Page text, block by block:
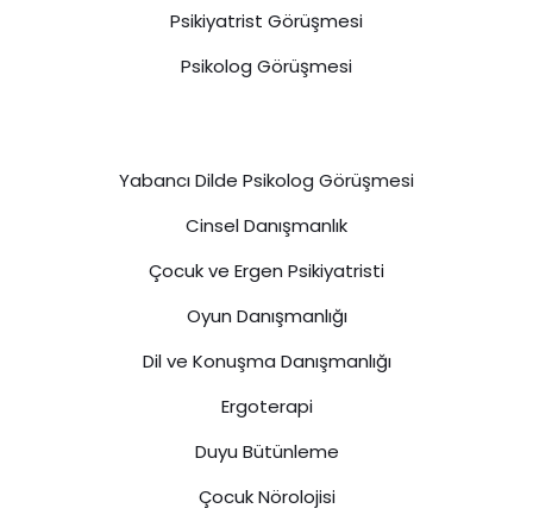
Psikiyatrist Görüşmesi
Psikolog Görüşmesi
Yabancı Dilde Psikolog Görüşmesi
Cinsel Danışmanlık
Çocuk ve Ergen Psikiyatristi
Oyun Danışmanlığı
Dil ve Konuşma Danışmanlığı
Ergoterapi
Duyu Bütünleme
Çocuk Nörolojisi